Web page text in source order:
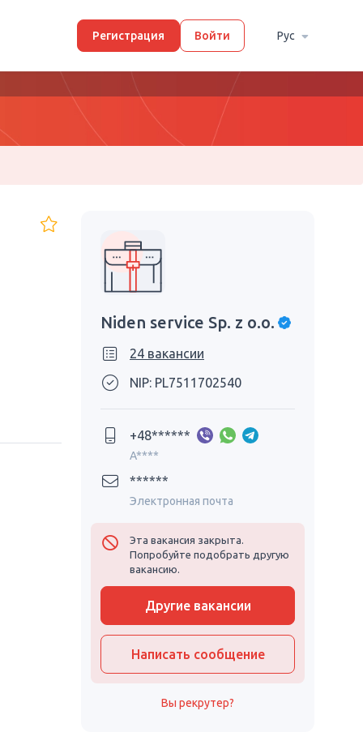
Регистрация Войти Рус
Niden service Sp. z o.o.
24 вакансии
NIP: PL7511702540
+48******
A****
******
Электронная почта
Эта вакансия закрыта.
Попробуйте подобрать другую
вакансию.
Другие вакансии
Написать сообщение
Вы рекрутер?